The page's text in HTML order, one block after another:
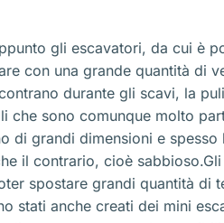
gli escavatori, da cui è
con una grande quantità di
durante gli scavi, la
che sono comunque molto
di grandi dimensioni e spesso
il contrario, cioè sabbioso.Gli
spostare grandi quantità di
stati anche creati dei mini